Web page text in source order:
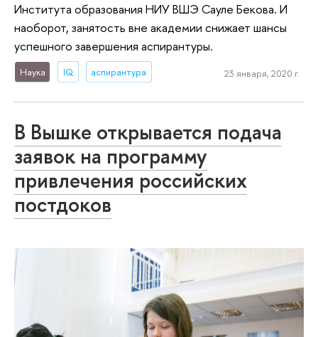
Института образования НИУ ВШЭ Сауле Бекова. И
наоборот, занятость вне академии снижает шансы
успешного завершения аспирантуры.
Наука IQ аспирантура 23 января, 2020 г.
В Вышке открывается подача
заявок на программу
привлечения российских
постдоков